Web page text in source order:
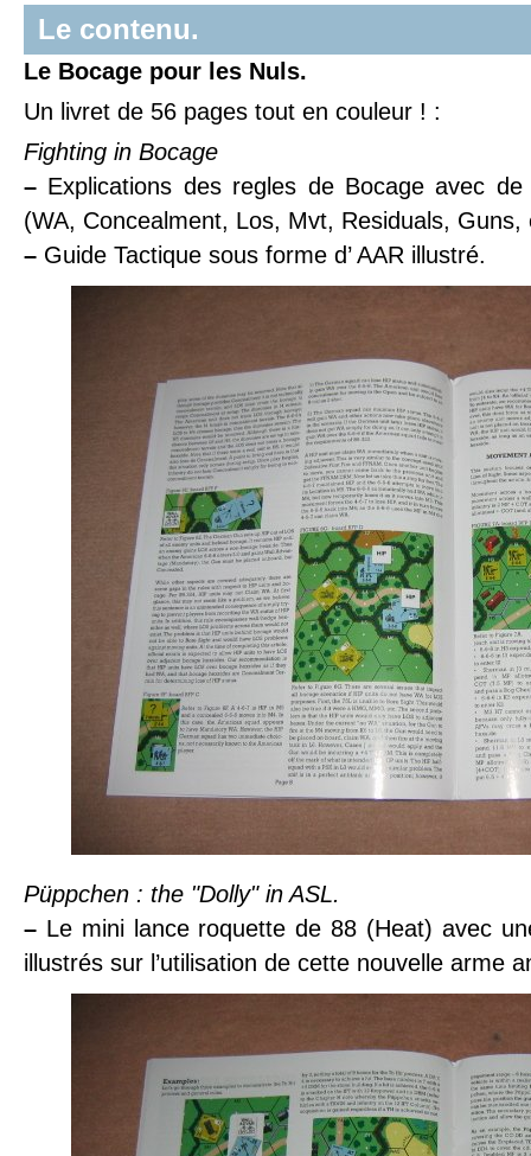
Le contenu.
Le Bocage pour les Nuls.
Un livret de 56 pages tout en couleur ! :
Fighting in Bocage
– Explications des regles de Bocage avec
(WA, Concealment, Los, Mvt, Residuals, Guns,
– Guide Tactique sous forme d’ AAR illustré.
Püppchen : the "Dolly" in ASL.
– Le mini lance roquette de 88 (Heat) avec
illustrés sur l’utilisation de cette nouvelle arme